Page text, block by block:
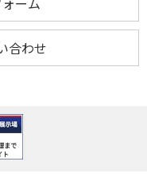
合わせ